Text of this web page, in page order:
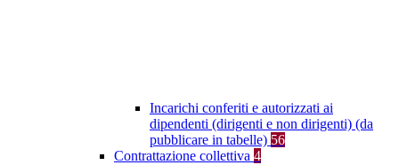
Incarichi conferiti e autorizzati ai
dipendenti (dirigenti e non dirigenti) (da
pubblicare in tabelle) 56
Contrattazione collettiva 4